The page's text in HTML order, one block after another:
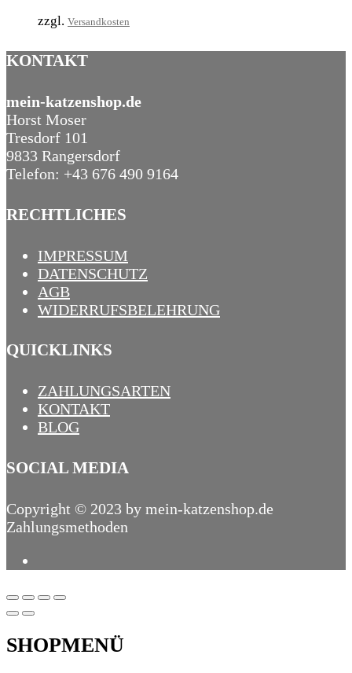
zzgl. Versandkosten
KONTAKT
mein-katzenshop.de
Horst Moser
Tresdorf 101
9833 Rangersdorf
Telefon: +43 676 490 9164
RECHTLICHES
IMPRESSUM
DATENSCHUTZ
AGB
WIDERRUFSBELEHRUNG
QUICKLINKS
ZAHLUNGSARTEN
KONTAKT
BLOG
SOCIAL MEDIA
Copyright © 2023 by mein-katzenshop.de
Zahlungsmethoden
SHOPMENÜ